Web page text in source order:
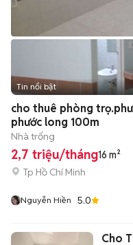
Tin nổi bật
cho thuê phòng
phước long 100m
Nhà trống
2,7 triệu/tháng16 m²
Tp Hồ Chí Minh
Nguyễn Hiền 5.0
Cho